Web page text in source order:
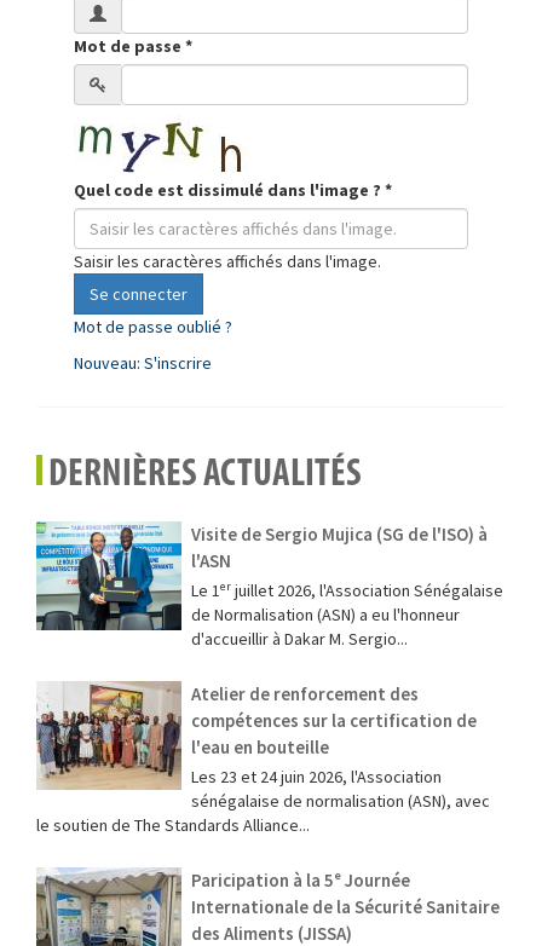
Mot de passe *
Quel code est dissimulé dans l'image ? *
Saisir les caractères affichés dans l'image.
Se connecter
Mot de passe oublié ?
Nouveau: S'inscrire
DERNIÈRES ACTUALITÉS
Visite de Sergio Mujica (SG de l'ISO) à
l'ASN
Le 1ᵉʳ juillet 2026, l'Association Sénégalaise
de Normalisation (ASN) a eu l'honneur
d'accueillir à Dakar M. Sergio...
Atelier de renforcement des
compétences sur la certification de
l'eau en bouteille
Les 23 et 24 juin 2026, l'Association
sénégalaise de normalisation (ASN), avec
le soutien de The Standards Alliance...
Paricipation à la 5ᵉ Journée
Internationale de la Sécurité Sanitaire
des Aliments (JISSA)